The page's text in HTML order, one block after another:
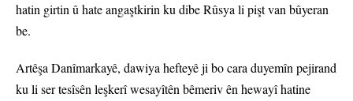
hatin girtin û hate angaştkirin ku dibe Rûsya li pişt van bûyeran
be.
Artêşa Danîmarkayê, dawiya hefteyê ji bo cara duyemîn pejirand
ku li ser tesîsên leşkerî wesayîtên bêmeriv ên hewayî hatine